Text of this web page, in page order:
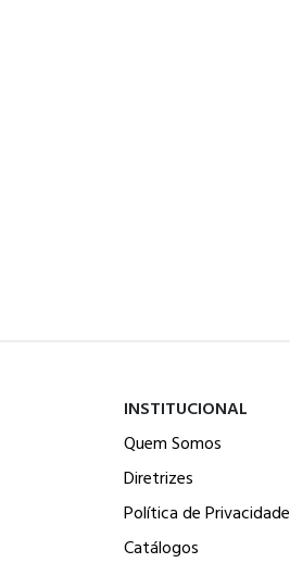
INSTITUCIONAL
Quem Somos
Diretrizes
Política de Privacidade
Catálogos